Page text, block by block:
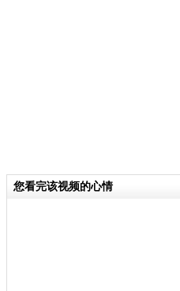
您看完该视频的心情